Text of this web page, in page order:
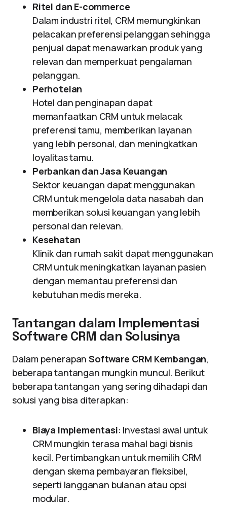
Ritel dan E-commerce
Dalam industri ritel, CRM memungkinkan
pelacakan preferensi pelanggan sehingga
penjual dapat menawarkan produk yang
relevan dan memperkuat pengalaman
pelanggan.
Perhotelan
Hotel dan penginapan dapat
memanfaatkan CRM untuk melacak
preferensi tamu, memberikan layanan
yang lebih personal, dan meningkatkan
loyalitas tamu.
Perbankan dan Jasa Keuangan
Sektor keuangan dapat menggunakan
CRM untuk mengelola data nasabah dan
memberikan solusi keuangan yang lebih
personal dan relevan.
Kesehatan
Klinik dan rumah sakit dapat menggunakan
CRM untuk meningkatkan layanan pasien
dengan memantau preferensi dan
kebutuhan medis mereka.
Tantangan dalam Implementasi
Software CRM dan Solusinya
Dalam penerapanSoftware CRM Kembangan,
beberapa tantangan mungkin muncul. Berikut
beberapa tantangan yang sering dihadapi dan
solusi yang bisa diterapkan:
Biaya Implementasi: Investasi awal untuk
CRM mungkin terasa mahal bagi bisnis
kecil. Pertimbangkan untuk memilih CRM
dengan skema pembayaran fleksibel,
seperti langganan bulanan atau opsi
modular.